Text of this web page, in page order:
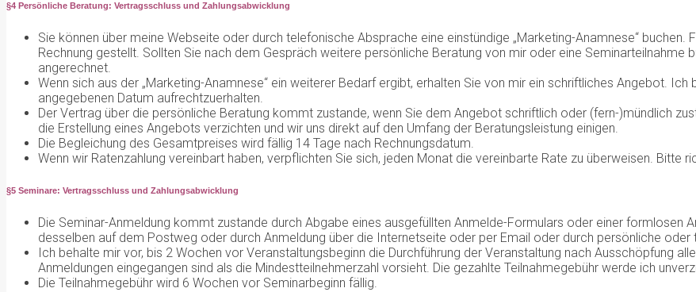
§4 Persönliche Beratung: Vertragsschluss und Zahlungsabwicklung
Sie können über meine Webseite oder durch telefonische Absprache eine einstündige „Marketing-Anamnese“
Rechnung gestellt. Sollten Sie nach dem Gespräch weitere persönliche Beratung von mir oder eine
angerechnet.
Wenn sich aus der „Marketing-Anamnese“ ein weiterer Bedarf ergibt, erhalten Sie von mir ein schriftliches Angebot.
angegebenen Datum aufrechtzuerhalten.
Der Vertrag über die persönliche Beratung kommt zustande, wenn Sie dem Angebot schriftlich oder (fern-)mündlich
die Erstellung eines Angebots verzichten und wir uns direkt auf den Umfang der Beratungsleistung einigen.
Die Begleichung des Gesamtpreises wird fällig 14 Tage nach Rechnungsdatum.
Wenn wir Ratenzahlung vereinbart haben, verpflichten Sie sich, jeden Monat die vereinbarte Rate zu überweisen. Bitte
§5 Seminare: Vertragsschluss und Zahlungsabwicklung
Die Seminar-Anmeldung kommt zustande durch Abgabe eines ausgefüllten Anmelde-Formulars oder einer formlosen
desselben auf dem Postweg oder durch Anmeldung über die Internetseite oder per Email oder durch persönliche
Ich behalte mir vor, bis 2 Wochen vor Veranstaltungsbeginn die Durchführung der Veranstaltung nach Ausschöpfung
Anmeldungen eingegangen sind als die Mindestteilnehmerzahl vorsieht. Die gezahlte Teilnahmegebühr werde ich
Die Teilnahmegebühr wird 6 Wochen vor Seminarbeginn fällig.